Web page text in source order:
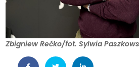
Zbigniew Rećko/fot. Sylwia